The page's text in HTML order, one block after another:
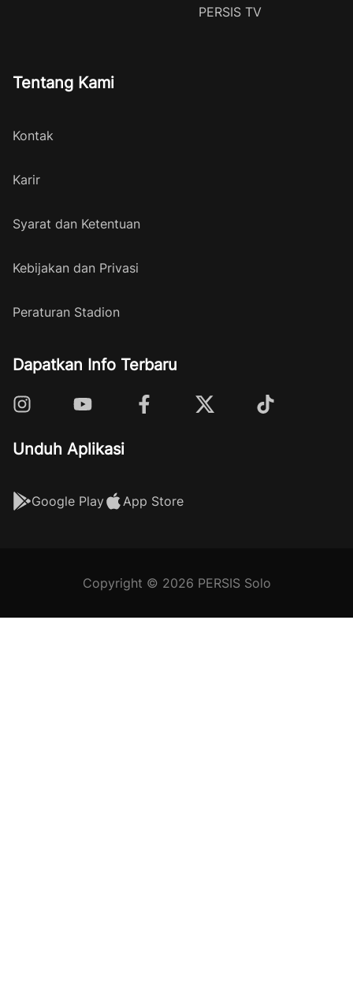
PERSIS TV
Tentang Kami
Kontak
Karir
Syarat dan Ketentuan
Kebijakan dan Privasi
Peraturan Stadion
Dapatkan Info Terbaru
Unduh Aplikasi
Google Play App Store
Copyright © 2026 PERSIS Solo